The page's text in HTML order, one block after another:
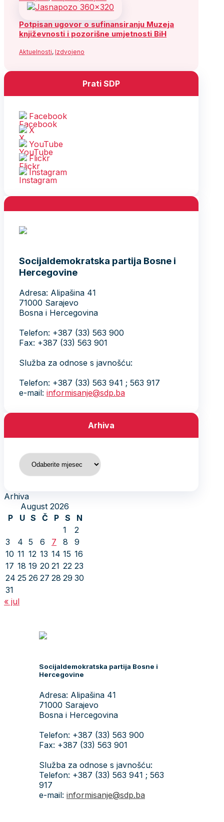
Potpisan ugovor o sufinansiranju Muzeja
književnosti i pozorišne umjetnosti BiH
Aktuelnosti, Izdvojeno
Prati SDP
Facebook
X
YouTube
Flickr
Instagram
Socijaldemokratska partija Bosne i
Hercegovine
Adresa: Alipašina 41
71000 Sarajevo
Bosna i Hercegovina
Telefon: +387 (33) 563 900
Fax: +387 (33) 563 901
Služba za odnose s javnošću:
Telefon: +387 (33) 563 941 ; 563 917
e-mail: informisanje@sdp.ba
Arhiva
Arhiva
Arhiva
August 2026
P
U S Č P S
N
1
2
3
4 5 6 7 8
9
10 11 12 13 14 15 16
17 18 19 20 21 22 23
24 25 26 27 28 29 30
31
« jul
Socijaldemokratska partija Bosne i
Hercegovine
Adresa: Alipašina 41
71000 Sarajevo
Bosna i Hercegovina
Telefon: +387 (33) 563 900
Fax: +387 (33) 563 901
Služba za odnose s javnošću:
Telefon: +387 (33) 563 941 ; 563
917
e-mail: informisanje@sdp.ba